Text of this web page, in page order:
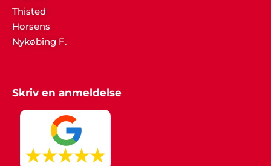
Thisted
Horsens
Nykøbing F.
Skriv en anmeldelse